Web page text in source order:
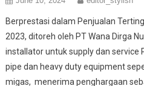
Berprestasi dalam Penjualan
2023, ditoreh oleh PT Wana Dirga
installator untuk supply dan service
pipe dan heavy duty equipment
migas, menerima penghargaan